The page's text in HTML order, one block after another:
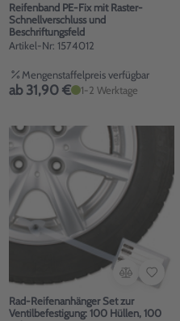
Reifenband PE-Fix mit Raster-
Schnellverschluss und
Beschriftungsfeld
Artikel-Nr: 1574012
Mengenstaffelpreis verfügbar
ab 31,90 € 1-2 Werktage
Rad-Reifenanhänger Set zur
Ventilbefestigung: 100 Hüllen, 100